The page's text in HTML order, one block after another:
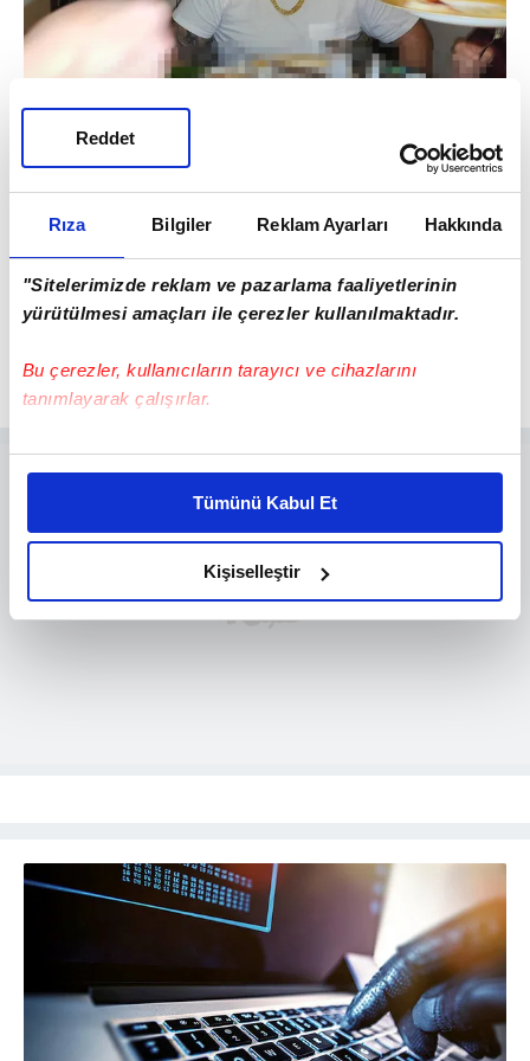
Rıza Bilgiler Reklam Ayarları Hakkında
"Sitelerimizde reklam ve pazarlama faaliyetlerinin
yürütülmesi amaçları ile çerezler kullanılmaktadır.
Bu çerezler, kullanıcıların tarayıcı ve cihazlarını
tanımlayarak çalışırlar.
Bu çerezlere izin vermeniz halinde sizlere özel
daha iyi reklam deneyimi yaşatabiliriz. Bunu yaparken
amacımızın size daha iyi bir reklam deneyimi sunmak
olduğunu ve sizlere en iyi içerikleri sunabilmek adına
elimizden gelen çabayı gösterdiğimizi ve bu noktada,
reklamların maliyetlerimizi karşılamak noktasında tek gelir
kullanılmaktadır. Bu çerezler vasıtasıyla çeşitli kişisel
verileriniz işlenmekte olup gerekli olan çerezler bilgi
toplumu hizmetlerinin sunulması amacıyla
kullanılmaktadır. Diğer çerezler, sitemizin daha işlevsel
kılınması ve kişiselleştirilmesi ve sizlere yönelik
reklam/pazarlama faaliyetlerinin yapılması, amaçlarıyla
sınırlı olarak açık rızanız dahilinde kullanılacaktır.
Tümünü Kabul Et
Kişiselleştir
Reddet
2
Çok iyi derecede Almanca, İngilizce,
Fransızca ve Arapça bilen Karlıdağ, çağrı
merkezinin yönetirken insanların telefonla
ne kadar kolay kandırılabileceğini fark etti.